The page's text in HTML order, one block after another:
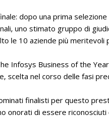
dopo una prima
uno stimato gruppo di
le 10 aziende più meritevoli
Infosys Business of the
scelta nel corso delle fasi
finalisti per questo
di essere riconosciuti